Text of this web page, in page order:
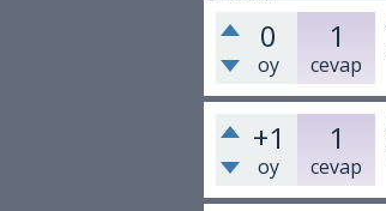
0
oy
1
cevap
+1
oy
1
cevap